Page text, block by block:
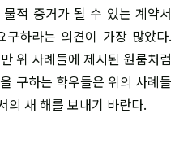
적 증거가 될 수 있는 계약서
하라는 의견이 가장 많았다.
위 사례들에 제시된 원룸처럼
구하는 학우들은 위의 사례들
의 새 해를 보내기 바란다.